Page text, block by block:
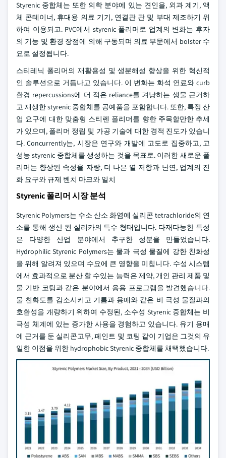
Styrenic 중합체는 또한 의학 분야에 있는 견인을, 외과 계기, 액
체 콘테이너, 휴대용 의료 기기, 연결관 관 및 부대 제조하기 위
하여 이용되고. PVC에서 styrenic 폴리머로 업계의 변화는 후자
의 기능 및 환경 장점에 의해 구동되며 의료 부문에서 bolster 수
요로 설정됩니다.
스티레닉 폴리머의 재활용성 및 생분해성 향상을 위한 혁신적
인 솔루션으로 거듭나고 있습니다. 이 변화는 화석 연료와 curb
환경 repercussions에 더 적은 reliance를 겨냥하는 생물 근거하
고 재생한 styrenic 중합체를 공예품을 포함합니다. 또한, 특정 산
업 요구에 대한 맞춤형 스티렌 폴리머를 향한 주목할만한 추세
가 있으며, 폴리머 정립 및 가공 기술에 대한 경적 진도가 있습니
다. Concurrently는, 시장은 연구와 개발에 고도로 집중하고, 고
성능 styrenic 중합체를 생성하는 것을 목표로. 이러한 새로운 폴
리머는 향상된 속성을 자랑, 더 나은 열 저항과 난연, 업계의 진
화 요구와 규제 벤치 마크와 일치
Styrenic 폴리머 시장 분석
Styrenic Polymers는 수소 산소 화염에 실리콘 tetrachloride의 연
소를 통해 생산 된 실리카의 특수 형태입니다. 다재다능한 특성
은 다양한 산업 분야에서 추구한 성분을 만들었습니다.
Hydrophilic Styrenic Polymers는 물과 극성 물질에 강한 친화성
을 위해 알려져 있으며 수요에 큰 영향을 미칩니다. 수성 시스템
에서 효과적으로 분산 할 수있는 능력은 제약, 개인 관리 제품 및
물 기반 코팅과 같은 분야에서 응용 프로그램을 발견했습니다.
물 친화도를 감소시키고 기름과 용매와 같은 비 극성 물질과의
호환성을 개량하기 위하여 수정된, 소수성 Styrenic 중합체는 비
극성 체계에 있는 증가한 사용을 경험하고 있습니다. 유기 용매
에 근거를 둔 실리콘고무, 페인트 및 코팅 같이 기업은 그것의 유
일한 이점을 위한 hydrophobic Styrenic 중합체를 채택했습니다.